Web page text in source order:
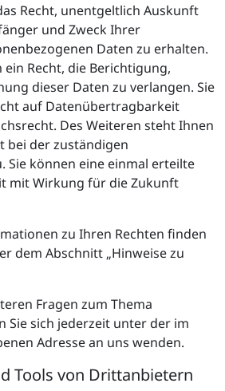
Recht, unentgeltlich Auskunft
und Zweck Ihrer
Daten zu erhalten.
Recht, die Berichtigung,
dieser Daten zu verlangen. Sie
auf Datenübertragbarkeit
Des Weiteren steht Ihnen
bei der zuständigen
Sie können eine einmal erteilte
mit Wirkung für die Zukunft
zu Ihren Rechten finden
dem Abschnitt „Hinweise zu
Fragen zum Thema
Sie sich jederzeit unter der im
Adresse an uns wenden.
Tools von Drittanbietern